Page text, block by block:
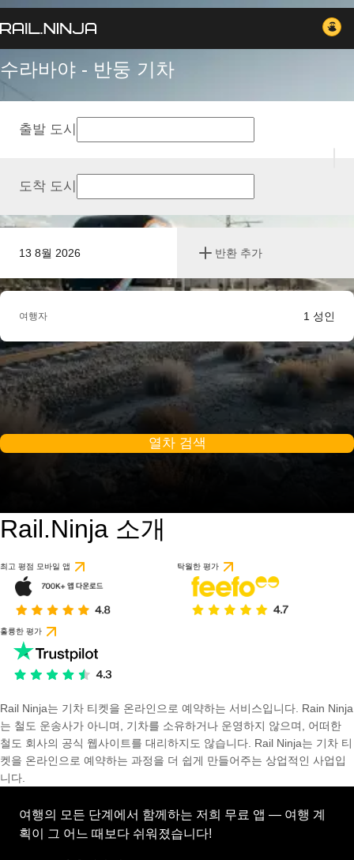
수라바야 - 반둥 기차
13 8월 2026 반환 추가
출발 도시
도착 도시
여행자 1 성인
열차 검색
Rail.Ninja 소개
최고 평점 모바일 앱 탁월한 평가
훌륭한 평가
Rail Ninja는 기차 티켓을 온라인으로 예약하는 서비스입니다. Rain Ninja
는 철도 운송사가 아니며, 기차를 소유하거나 운영하지 않으며, 어떠한
철도 회사의 공식 웹사이트를 대리하지도 않습니다. Rail Ninja는 기차 티
켓을 온라인으로 예약하는 과정을 더 쉽게 만들어주는 상업적인 사업입
니다.
여행의 모든 단계에서 함께하는 저희 무료 앱 — 여행 계
획이 그 어느 때보다 쉬워졌습니다!